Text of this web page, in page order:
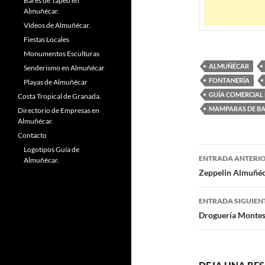
ALMUÑÉCAR
FONTANERÍA
GUÍA
MAMPARAS DE
de
entradas
ENTRADA
Zeppelin
ENTRADA
Droguería
Almuñécar.
Vídeos de Almuñécar.
Fiestas Locales
Monumentos Esculturas
Senderismo en Almuñécar
Playas de Almuñécar
Costa Tropical de Granada.
Directorio de Empresas en
Almuñécar.
Contacto
Logotipos Guía de
Almuñécar.